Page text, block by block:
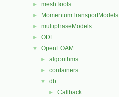
► meshTools
► MomentumTransportModels
► multiphaseModels
► ODE
▼ OpenFOAM
► algorithms
► containers
▼ db
► Callback